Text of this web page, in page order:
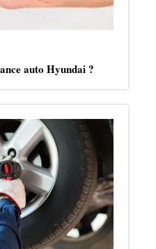
auto Hyundai ?